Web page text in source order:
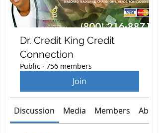
Dr. Credit King Credit
Connection
Public · 756 members
Join
Discussion Media Members About